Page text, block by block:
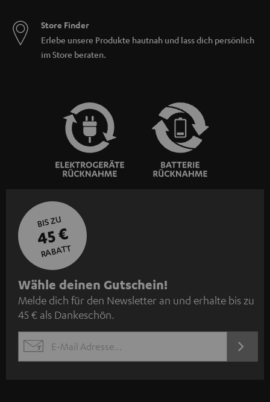
Store Finder
Erlebe unsere Produkte hautnah und lass dich persönlich
im Store beraten.
BIS ZU
45 €
RABATT
N
e
w
s
l
Wähle deinen Gutschein!
Melde dich für den Newsletter an und erhalte bis zu
45 € als Dankeschön.
EMAIL
JETZT